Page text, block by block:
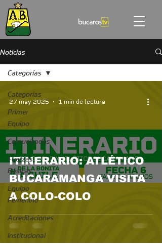
Noticias
Categorías
Primer
Equipo
Comunicados
Fuerzas
Básicas
Equipo
Femenino
Acreditaciones
Institucional
Categorías
ITINERARIO: ATLÉTICO
BUCARAMANGA VISITA
A COLO-COLO
27 may 2025 1 min de lectura